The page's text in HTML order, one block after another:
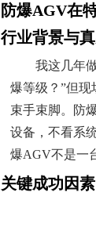
防爆AGV在
行业背景与
我这几年
爆等级？”但
束手束脚。防
设备，不看系
爆AGV不是一
关键成功因素